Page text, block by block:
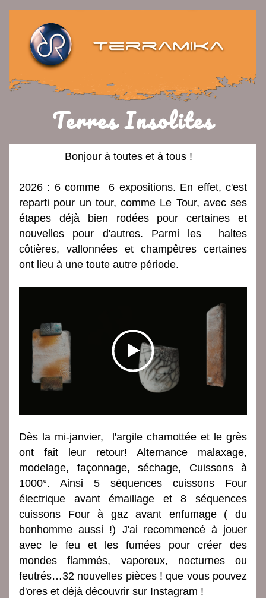
Terres Insolites
Bonjour à toutes et à tous !
2026 : 6 comme  6 expositions. En effet, c'est
reparti pour un tour, comme Le Tour, avec ses
étapes déjà bien rodées pour certaines et
nouvelles pour d'autres. Parmi les  haltes
côtières, vallonnées et champêtres certaines
ont lieu à une toute autre période.
Dès la mi-janvier,  l'argile chamottée et le grès
ont fait leur retour! Alternance malaxage,
modelage, façonnage, séchage, Cuissons à
1000°. Ainsi 5 séquences cuissons Four
électrique avant émaillage et 8 séquences
cuissons Four à gaz avant enfumage ( du
bonhomme aussi !) J'ai recommencé à jouer
avec le feu et les fumées pour créer des
mondes flammés, vaporeux, nocturnes ou
feutrés…32 nouvelles pièces ! que vous pouvez
d'ores et déjà découvrir sur Instagram !